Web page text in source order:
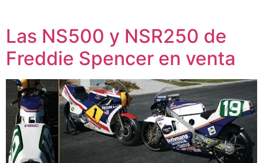
Las NS500 y NSR250 de
Freddie Spencer en venta